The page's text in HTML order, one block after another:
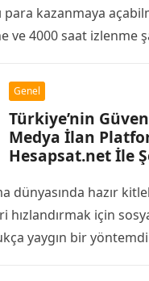
para kazanmaya
ve 4000 saat izlenme
Genel
Türkiye’nin
Medya İlan
Hesapsat.net İle
dünyasında hazır
hızlandırmak için
yaygın bir